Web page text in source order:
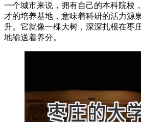
一个城市来说，拥有自己的本科院校
才的培养基地，意味着科研的活力源
升。它就像一棵大树，深深扎根在枣
地输送着养分。